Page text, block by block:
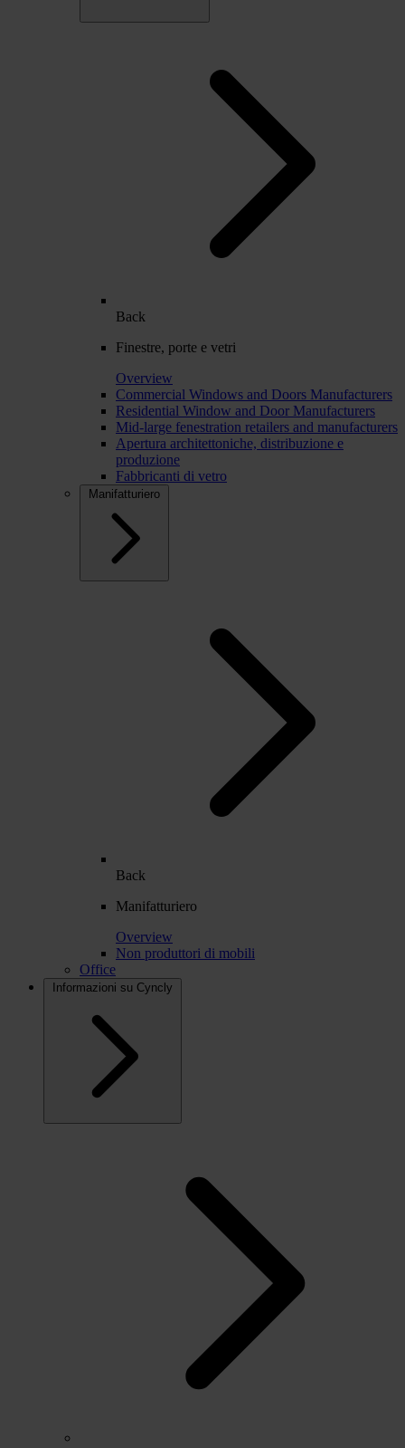
Back
Finestre, porte e vetri
Overview
Commercial Windows and Doors Manufacturers
Residential Window and Door Manufacturers
Mid-large fenestration retailers and manufacturers
Apertura architettoniche, distribuzione e
produzione
Fabbricanti di vetro
Manifatturiero
Back
Manifatturiero
Overview
Non produttori di mobili
Office
Informazioni su Cyncly